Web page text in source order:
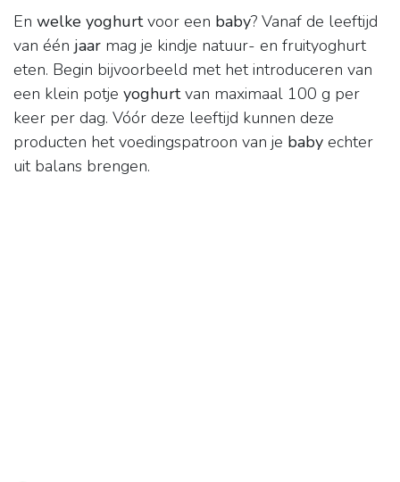
En welke yoghurtvoor een baby? Vanaf de leeftijd
van één jaar mag je kindje natuur- en fruityoghurt
eten. Begin bijvoorbeeld met het introduceren van
een klein potje yoghurtvan maximaal 100 g per
keer per dag. Vóór deze leeftijd kunnen deze
producten het voedingspatroon van je baby echter
uit balans brengen.